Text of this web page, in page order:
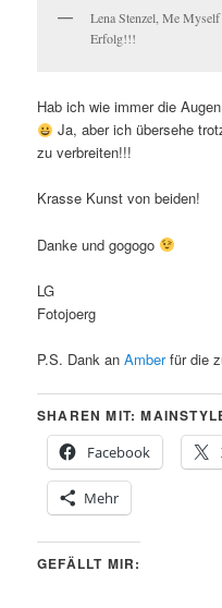
Lena Stenzel, Me
Erfolg!!!
Hab ich wie immer die
Ja, aber ich übersehe
zu verbreiten!!!
Krasse Kunst von beiden!
Danke und gogogo
LG
Fotojoerg
P.S. Dank anAmberfür die
SHAREN MIT:
Facebook
Mehr
GEFÄLLT MIR: